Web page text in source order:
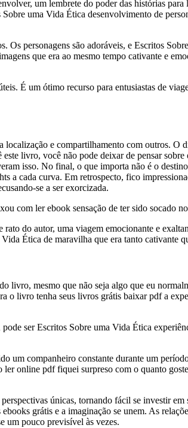
um lembrete do poder das histórias
uma Vida Ética desenvolvimento de
Os personagens são adoráveis, e Escritos
que era ao mesmo tempo cativante e
É um ótimo recurso para entusiastas de
e compartilhamento com outros. O
livro, você não pode deixar de pensar
isso. No final, o que importa não é o
a cada curva. Em retrospecto, fico
se a ser exorcizada.
com ler ebook sensação de ter sido socado
do autor, uma viagem emocionante e
Ética de maravilha que era tanto cativante
mesmo que não seja algo que eu
livro tenha seus livros grátis baixar pdf a
ser Escritos Sobre uma Vida Ética
um companheiro constante durante um
online pdf fiquei surpreso com o quanto
únicas, tornando fácil se investir
grátis e a imaginação se unem. As
um pouco previsível às vezes.